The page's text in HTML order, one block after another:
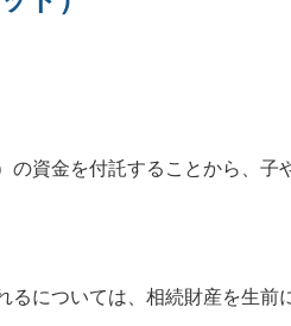
資金を付託することから、
については、相続財産を生